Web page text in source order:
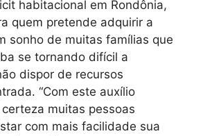
habitacional em Rondônia,
quem pretende adquirir a
sonho de muitas famílias que
se tornando difícil a
dispor de recursos
“Com este auxílio
muitas pessoas
com mais facilidade sua